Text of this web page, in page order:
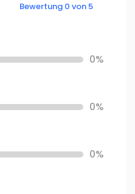
Bewertung 0 von 5
0%
0%
0%